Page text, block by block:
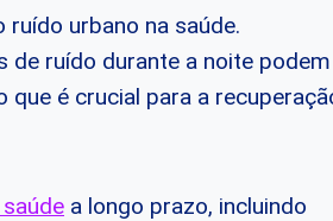
urbano na saúde.
de ruído durante a noite podem
que é crucial para a
a longo prazo, incluindo